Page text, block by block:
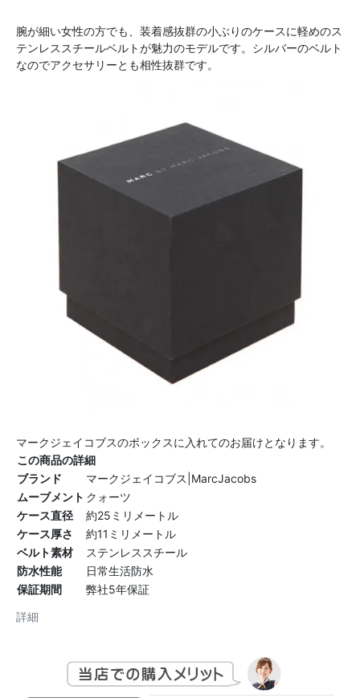
腕が細い女性の方でも、装着感抜群の小ぶりのケースに軽めのス
テンレススチールベルトが魅力のモデルです。シルバーのベルト
なのでアクセサリーとも相性抜群です。
マークジェイコブスのボックスに入れてのお届けとなります。
詳細
この商品の詳細
ブランド
マークジェイコブス|MarcJacobs
ムーブメント クォーツ
ケース直径
約25ミリメートル
ケース厚さ
約11ミリメートル
ベルト素材
ステンレススチール
防水性能
日常生活防水
保証期間
弊社5年保証